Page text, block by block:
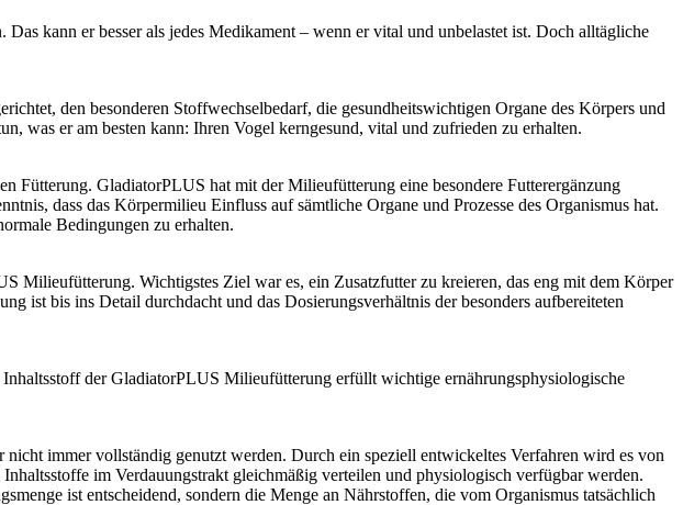
kann er besser als jedes Medikament – wenn er vital und unbelastet ist. Doch alltägliche
den besonderen Stoffwechselbedarf, die gesundheitswichtigen Organe des Körpers und
was er am besten kann: Ihren Vogel kerngesund, vital und zufrieden zu erhalten.
Fütterung. GladiatorPLUS hat mit der Milieufütterung eine besondere Futterergänzung
dass das Körpermilieu Einfluss auf sämtliche Organe und Prozesse des Organismus hat.
Bedingungen zu erhalten.
Milieufütterung. Wichtigstes Ziel war es, ein Zusatzfutter zu kreieren, das eng mit dem Körper
ist bis ins Detail durchdacht und das Dosierungsverhältnis der besonders aufbereiteten
der GladiatorPLUS Milieufütterung erfüllt wichtige ernährungsphysiologische
immer vollständig genutzt werden. Durch ein speziell entwickeltes Verfahren wird es von
im Verdauungstrakt gleichmäßig verteilen und physiologisch verfügbar werden.
ist entscheidend, sondern die Menge an Nährstoffen, die vom Organismus tatsächlich